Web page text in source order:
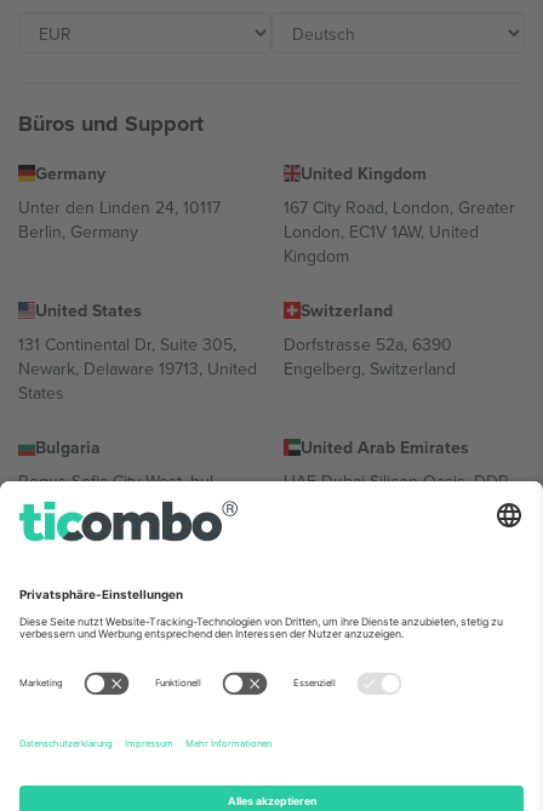
Büros und Support
Germany
Unter den Linden 24, 10117
Berlin, Germany
United Kingdom
167 City Road, London, Greater
London, EC1V 1AW, United
Kingdom
United States
131 Continental Dr, Suite 305,
Newark, Delaware 19713, United
States
Switzerland
Dorfstrasse 52a, 6390
Engelberg, Switzerland
Bulgaria
Regus Sofia City West, bul
Totleben 53-55, 1606 Sofia,
Bulgaria
United Arab Emirates
UAE Dubai Silicon Oasis, DDP
Building A1, Office 302, Dubai,
Mexico
Av Chapultepec 360, Roma
Norte, Cuauhtémoc, 06700
Ciudad de México, CDMX,
Mexico
Die juristische Person des Plattformanbieters kann je nach
Informationen finden Sie auf der jeweiligen Veranstaltungsseite, im